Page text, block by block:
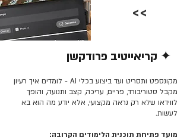
>>
✦ קריאייטיב פרודקשן
מקונספט ותסריט ועד ביצוע בכלי AI - לומדים איך רעיון
מקבל סטוריבורד, פריים, עריכה, קצב ותנועה, והופך
לווידאו שלא רק נראה מקצועי, אלא יודע מה הוא בא
לעשות.
מועד פתיחת תוכנית הלימודים הקרובה: